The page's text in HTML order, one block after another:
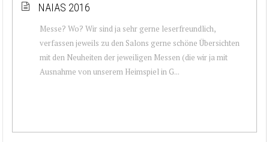
NAIAS 2016
Messe? Wo? Wir sind ja sehr gerne leserfreundlich,
verfassen jeweils zu den Salons gerne schöne Übersichten
mit den Neuheiten der jeweiligen Messen (die wir ja mit
Ausnahme von unserem Heimspiel in G...